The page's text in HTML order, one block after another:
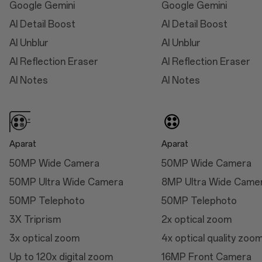
Dawn/Black Eclipse)
Thickness: 8.9 mm
(Midnight Ocean)
Weight: 213g (Arctic
Dawn/Black Eclipse)
Ocean)
Wymiary
Wysokość
Szerokość
Google Gemini
AI Detail Boost
AI Unblur
AI Reflection Eraser
AI Notes
Aparat
50MP Wide Camera
50MP Ultra Wide Camera
50MP Telephoto
3X Triprism
3x optical zoom
Up to 120x digital zoom
Google Gemini
AI Detail Boost
AI Unblur
AI Reflection Eraser
AI Notes
Aparat
50MP Wide Camera
8MP Ultra Wide
50MP Telephoto
2x optical zoom
4x optical quality
16MP Front Camera